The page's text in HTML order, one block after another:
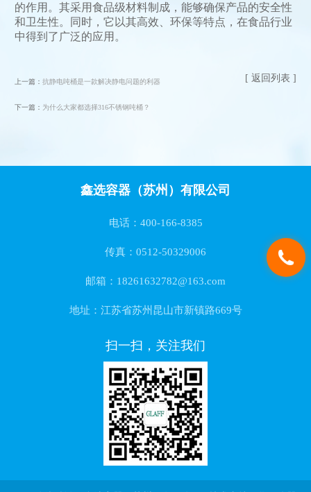
的作用。其采用食品级材料制成，能够确保产品的安全性
和卫生性。同时，它以其高效、环保等特点，在食品行业
中得到了广泛的应用。
上一篇： 抗静电吨桶是一款解决静电问题的利器
下一篇： 为什么大家都选择316不锈钢吨桶？
[ 返回列表 ]
鑫选容器（苏州）有限公司
电话：400-166-8385
传真：0512-50329006
邮箱：18261632782@163.com
地址：江苏省苏州昆山市新镇路669号
扫一扫，关注我们